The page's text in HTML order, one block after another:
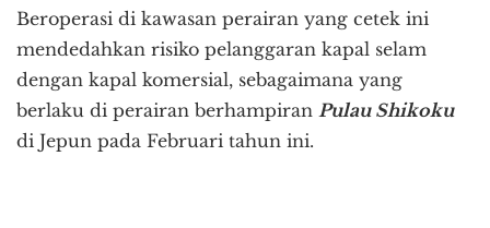
Beroperasi di kawasan perairan yang cetek ini
mendedahkan risiko pelanggaran kapal selam
dengan kapal komersial, sebagaimana yang
berlaku di perairan berhampiran Pulau Shikoku
di Jepun pada Februari tahun ini.